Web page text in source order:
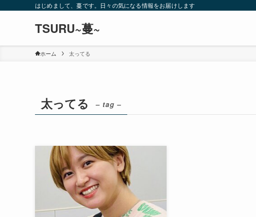
はじめまして、蔓です。日々の気になる情報をお届けします
TSURU~蔓~
ホーム 太ってる
太ってる – tag –